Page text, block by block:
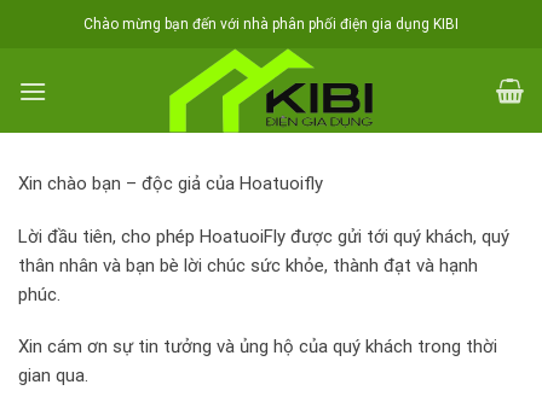
Chào mừng bạn đến với nhà phân phối điện gia dụng KIBI
Xin chào bạn – độc giả của Hoatuoifly
Lời đầu tiên, cho phép HoatuoiFly được gửi tới quý khách, quý
thân nhân và bạn bè lời chúc sức khỏe, thành đạt và hạnh
phúc.
Xin cám ơn sự tin tưởng và ủng hộ của quý khách trong thời
gian qua.